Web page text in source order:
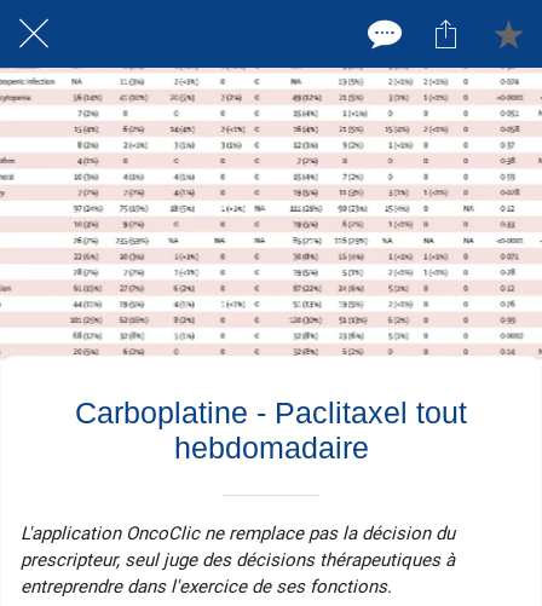
Carboplatine - Paclitaxel tout
hebdomadaire
L'application OncoClic ne remplace pas la décision du
prescripteur, seul juge des décisions thérapeutiques à
entreprendre dans l'exercice de ses fonctions.